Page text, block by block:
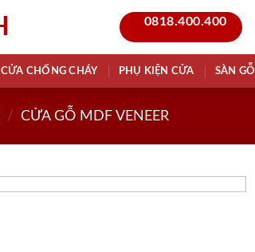
0818.400.400
CỬA CHỐNG CHÁY PHỤ KIỆN CỬA SÀN GỖ
/ CỬA GỖ MDF VENEER